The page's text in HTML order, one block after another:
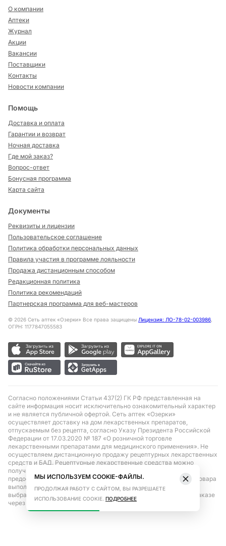
О компании
Аптеки
Журнал
Акции
Вакансии
Поставщики
Контакты
Новости компании
Помощь
Доставка и оплата
Гарантии и возврат
Ночная доставка
Где мой заказ?
Вопрос-ответ
Бонусная программа
Карта сайта
Документы
Реквизиты и лицензии
Пользовательское соглашение
Политика обработки персональных данных
Правила участия в программе лояльности
Продажа дистанционным способом
Редакционная политика
Политика рекомендаций
Партнерская программа для веб-мастеров
© 2026 Сеть аптек «Озерки» Все права защищены Лицензия: ЛО-78-02-003986,
ОГРН: 1177847055583
Согласно положениями Статьи 437(2) ГК РФ представленная на
сайте информация носит исключительно ознакомительный характер
и не является публичной офертой. Сеть аптек «Озерки»
осуществляет доставку на дом лекарственных препаратов,
отпускаемым без рецепта, согласно Указу Президента Российской
Федерации от 17.03.2020 № 187 «О розничной торговле
лекарственными препаратами для медицинского применения». Не
осуществляем дистанционную продажу рецептурных лекарственных
средств и БАД. Рецептурные лекарственные средства можно
получить только при помощи самовывоза в аптеке при
предоставлении рецепта, выписанного врачом. Бронирование товара
выполняется при условиях последующего выкупа заказа в
выбранном аптечном пункте. Цена действительна только при заказе
через сайт.
МЫ ИСПОЛЬЗУЕМ COOKIE-ФАЙЛЫ.
ПРОДОЛЖАЯ РАБОТУ С САЙТОМ, ВЫ РАЗРЕШАЕТЕ
ИСПОЛЬЗОВАНИЕ COOKIE. ПОДРОБНЕЕ